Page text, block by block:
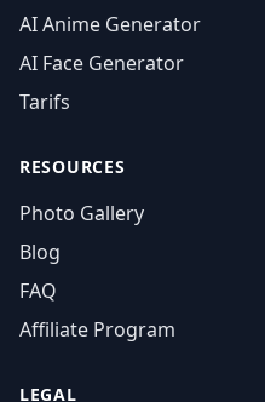
AI Anime Generator
AI Face Generator
Tarifs
RESOURCES
Photo Gallery
Blog
FAQ
Affiliate Program
LEGAL